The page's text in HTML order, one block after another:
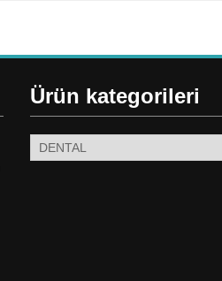
Ürün kategorileri